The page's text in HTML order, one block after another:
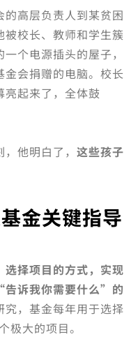
高层负责人到某贫困
校长、教师和学生簇
个电源插头的屋子，
会捐赠的电脑。校长
亮起来了，全体鼓
他明白了， 这些孩子
金关键指导
择项目的方式，实现
诉我你需要什么”的
究，基金每年用于选择
极大的项目。